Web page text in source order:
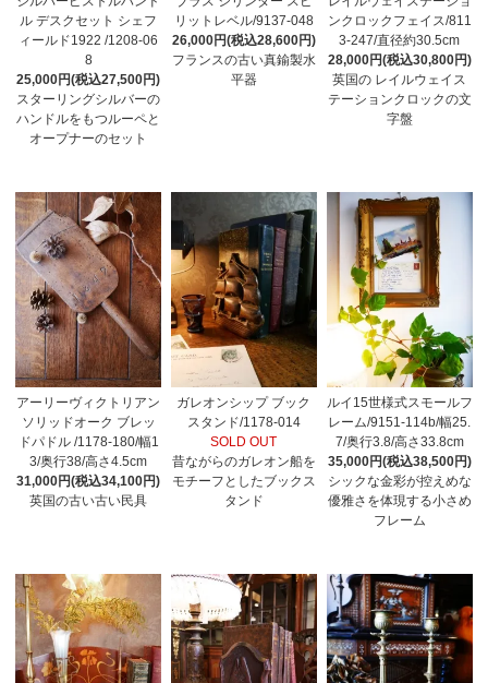
ル デスクセット シェフ
ィールド1922 /1208-06
8
25,000円(税込27,500円)
スターリングシルバーの
ハンドルをもつルーペと
オープナーのセット
リットレベル/9137-048
26,000円(税込28,600円)
フランスの古い真鍮製水
平器
ンクロックフェイス/811
3-247/直径約30.5cm
28,000円(税込30,800円)
英国の レイルウェイス
テーションクロックの文
字盤
アーリーヴィクトリアン
ソリッドオーク ブレッ
ドパドル /1178-180/幅1
3/奥行38/高さ4.5cm
31,000円(税込34,100円)
英国の古い古い民具
ガレオンシップ ブック
スタンド/1178-014
SOLD OUT
昔ながらのガレオン船を
モチーフとしたブックス
タンド
ルイ15世様式スモールフ
レーム/9151-114b/幅25.
7/奥行3.8/高さ33.8cm
35,000円(税込38,500円)
シックな金彩が控えめな
優雅さを体現する小さめ
フレーム